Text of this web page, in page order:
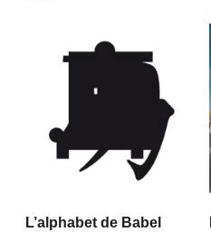
L’alphabet de Babel